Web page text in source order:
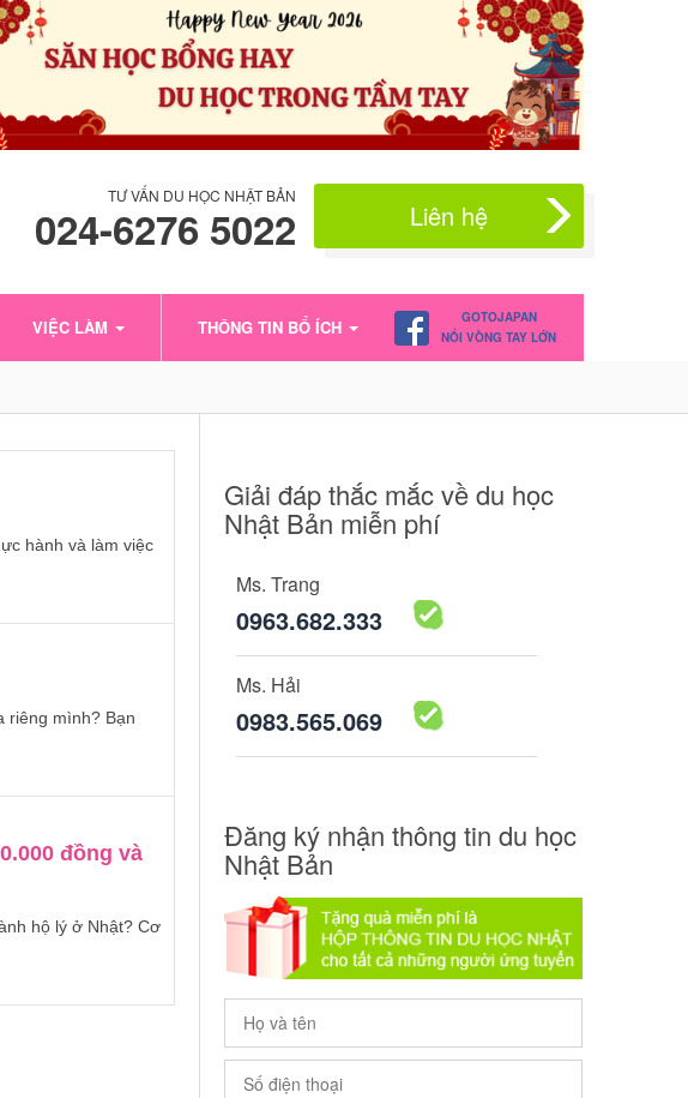
TƯ VẤN DU HỌC NHẬT BẢN
024-6276 5022 Liên hệ
VIỆC LÀM THÔNG TIN BỔ ÍCH
GOTOJAPAN
NỐI VÒNG TAY LỚN
hành và làm việc
riêng mình? Bạn
đồng và
hộ lý ở Nhật? Cơ
Giải đáp thắc mắc về du học
Nhật Bản miễn phí
Ms. Trang
0963.682.333
Ms. Hải
0983.565.069
Đăng ký nhận thông tin du học
Nhật Bản